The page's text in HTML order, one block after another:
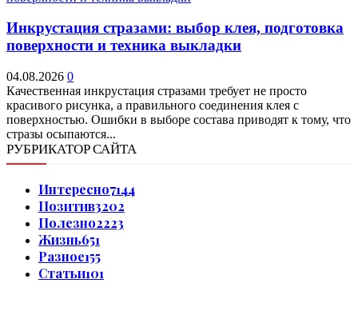
Инкрустация стразами: выбор клея, подготовка
поверхности и техника выкладки
04.08.2026 0
Качественная инкрустация стразами требует не просто
красивого рисунка, а правильного соединения клея с
поверхностью. Ошибки в выборе состава приводят к тому, что
стразы осыпаются...
РУБРИКАТОР САЙТА
Интересно7144
Позитив3202
Полезно2223
Жизнь651
Разное155
Статьи101